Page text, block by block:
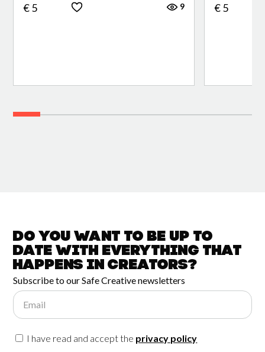
€ 5 9 € 5
Do you want to be up to
date witheverything that
happens inCreators?
Subscribe to our Safe Creative newsletters
Email
I have read and accept the privacy policy